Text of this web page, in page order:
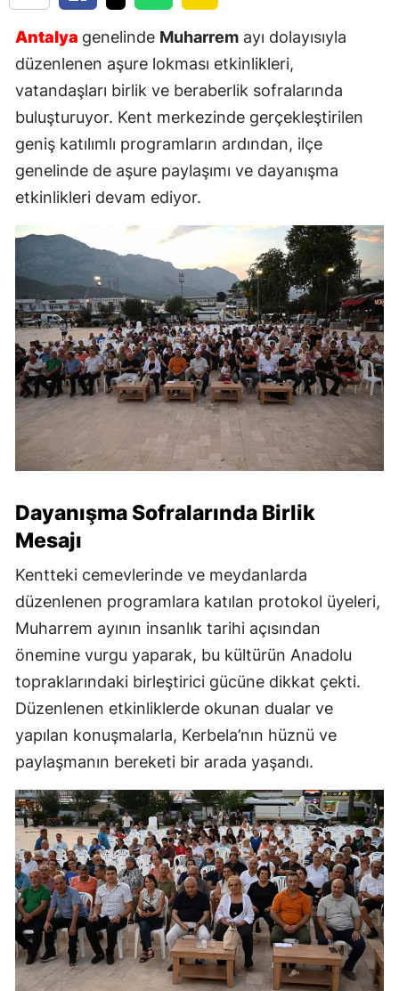
Antalya genelinde Muharrem ayı dolayısıyla
düzenlenen aşure lokması etkinlikleri,
vatandaşları birlik ve beraberlik sofralarında
buluşturuyor. Kent merkezinde gerçekleştirilen
geniş katılımlı programların ardından, ilçe
genelinde de aşure paylaşımı ve dayanışma
etkinlikleri devam ediyor.
Dayanışma Sofralarında Birlik
Mesajı
Kentteki cemevlerinde ve meydanlarda
düzenlenen programlara katılan protokol üyeleri,
Muharrem ayının insanlık tarihi açısından
önemine vurgu yaparak, bu kültürün Anadolu
topraklarındaki birleştirici gücüne dikkat çekti.
Düzenlenen etkinliklerde okunan dualar ve
yapılan konuşmalarla, Kerbela’nın hüznü ve
paylaşmanın bereketi bir arada yaşandı.